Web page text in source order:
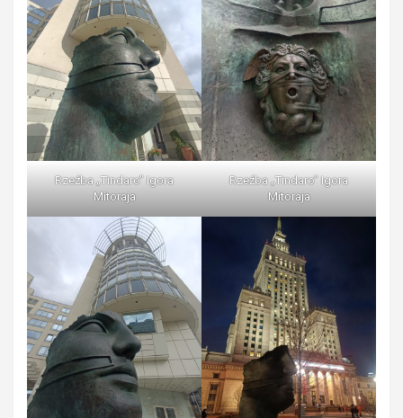
Rzeźba „Tindaro” Igora
Mitoraja
Rzeźba „Tindaro” Igora
Mitoraja